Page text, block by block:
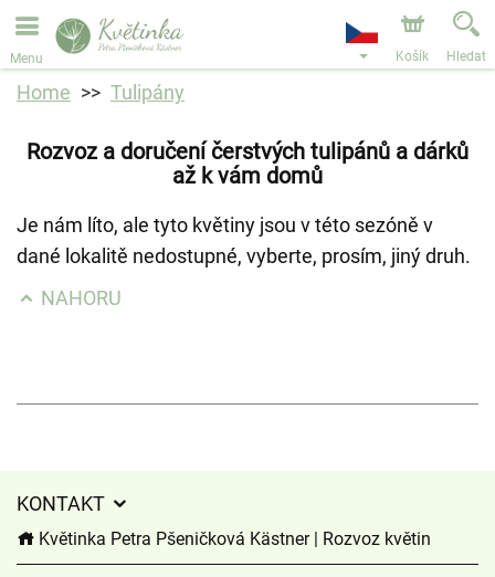
Objednávky přes e-shop přijímáme. Nejbližší možné
doručení je od 11.8.2026 z důvodu dovolené.
Menu Košík Hledat
Home Tulipány
Rozvoz a doručení čerstvých tulipánů a dárků
až k vám domů
Je nám líto, ale tyto květiny jsou v této sezóně v
dané lokalitě nedostupné, vyberte, prosím, jiný druh.
NAHORU
KONTAKT
Květinka Petra Pšeničková Kästner | Rozvoz květin